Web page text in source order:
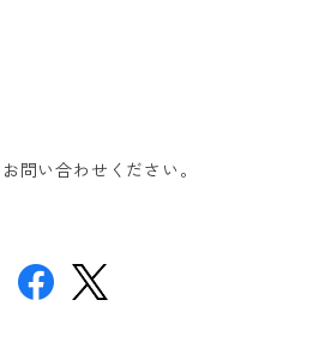
問い合わせください。